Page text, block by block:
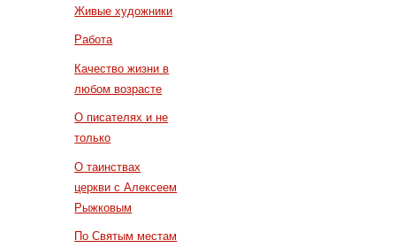
Живые художники
Работа
Качество жизни в
любом возрасте
О писателях и не
только
О таинствах
церкви с Алексеем
Рыжковым
По Святым местам